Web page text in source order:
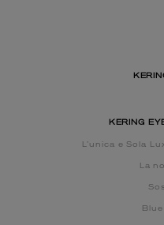
KERING
L’unica e Sola
La